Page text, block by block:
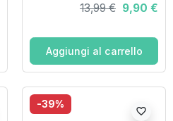
13,99 € 9,90 €
Aggiungi al carrello
-39%
favorite_border